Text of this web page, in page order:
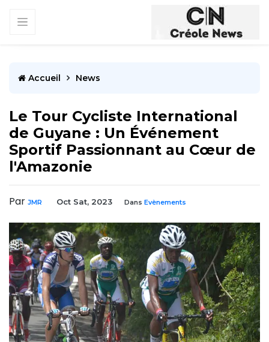
Accueil News
Le Tour Cycliste International
de Guyane : Un Événement
Sportif Passionnant au Cœur de
l'Amazonie
Par JMR Oct Sat, 2023 Dans Evènements